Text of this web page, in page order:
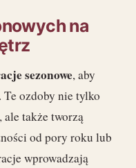
na
sezonowe, aby
ozdoby nie tylko
także tworzą
od pory roku lub
wprowadzają